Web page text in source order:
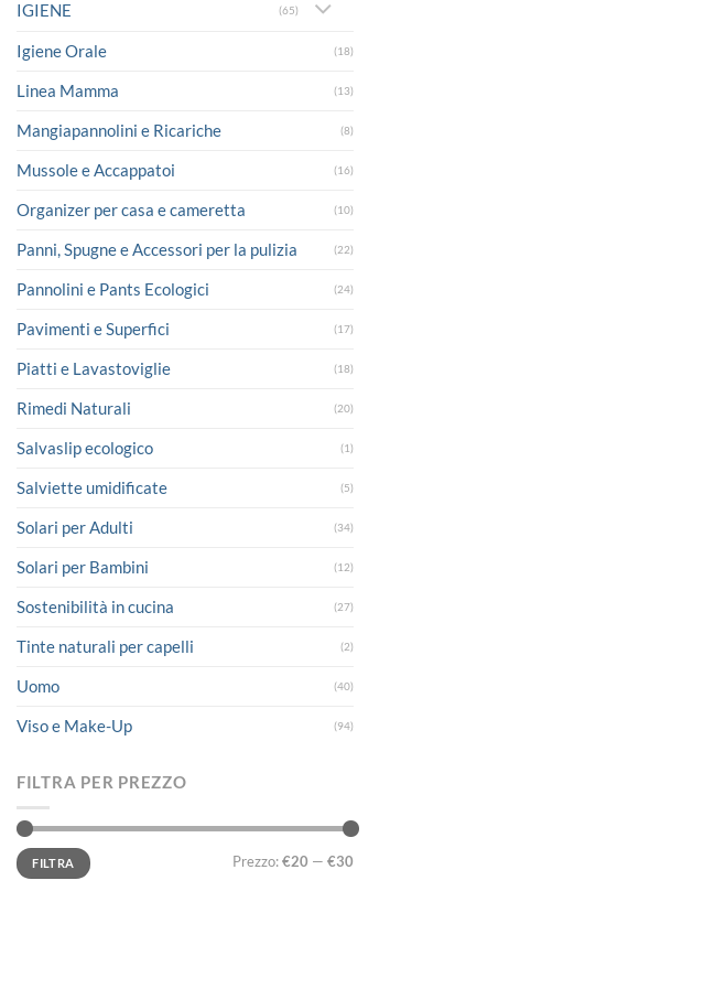
IGIENE (65)
Igiene Orale (18)
Linea Mamma (13)
Mangiapannolini e Ricariche (8)
Mussole e Accappatoi (16)
Organizer per casa e cameretta (10)
Panni, Spugne e Accessori per la pulizia (22)
Pannolini e Pants Ecologici (24)
Pavimenti e Superfici (17)
Piatti e Lavastoviglie (18)
Rimedi Naturali (20)
Salvaslip ecologico (1)
Salviette umidificate (5)
Solari per Adulti (34)
Solari per Bambini (12)
Sostenibilità in cucina (27)
Tinte naturali per capelli (2)
Uomo (40)
Viso e Make-Up (94)
FILTRA PER PREZZO
Prezzo
Min
Prezzo
MaxFILTRA Prezzo:€20 — €30